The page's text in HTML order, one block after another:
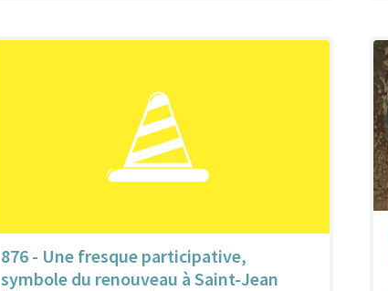
876 - Une fresque participative,
symbole du renouveau à Saint-Jean